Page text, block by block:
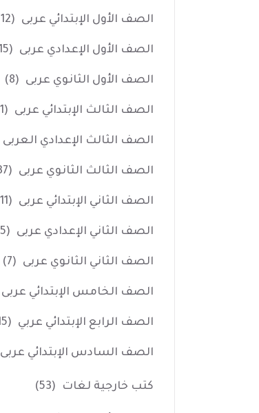
الصف الأول الإبتدائي عربى (12)
الصف الأول الإعدادي عربى (15)
الصف الأول الثانوي عربى (8)
الصف الثالث الإبتدائي عربى (11)
الصف الثالث الإعدادي العربى
الصف الثالث الثانوي عربى (37)
الصف الثاني الإبتدائي عربى (11)
الصف الثاني الإعدادي عربى (15)
الصف الثاني الثانوي عربى (7)
الصف الخامس الإبتدائي عربى
الصف الرابع الإبتدائي عربي (15)
الصف السادس الإبتدائي عربى
كتب خارجية لغات (53)